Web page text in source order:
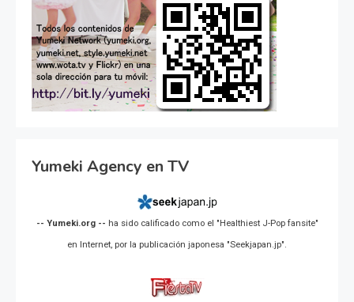
Yumeki Agency en TV
-- Yumeki.org -- ha sido calificado como el "Healthiest J-Pop fansite"
en Internet, por la publicación japonesa "Seekjapan.jp".